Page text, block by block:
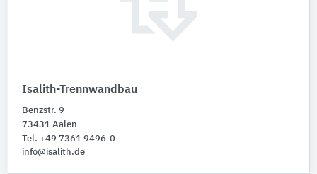
Isalith-Trennwandbau
Benzstr. 9
73431 Aalen
Tel. +49 7361 9496-0
info@isalith.de